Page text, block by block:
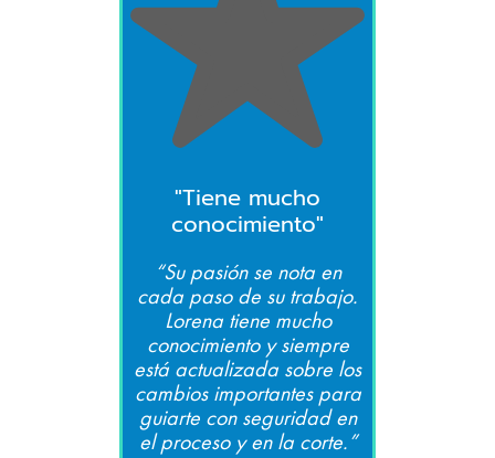
"Tiene mucho
conocimiento"
“Su pasión se nota en
cada paso de su trabajo.
Lorena tiene mucho
conocimiento y siempre
está actualizada sobre los
cambios importantes para
guiarte con seguridad en
el proceso y en la corte.”